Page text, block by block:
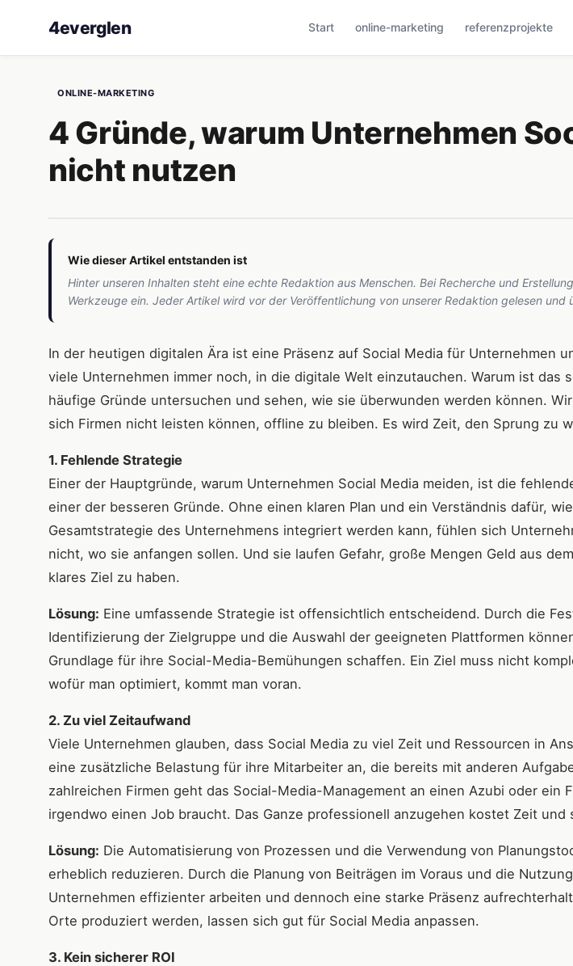
4everglen Start online-marketing referenzprojekte
ONLINE-MARKETING
4 Gründe, warum Unternehmen
nicht nutzen
Wie dieser Artikel entstanden ist
Hinter unseren Inhalten steht eine echte Redaktion aus Menschen. Bei Recherche und
Werkzeuge ein. Jeder Artikel wird vor der Veröffentlichung von unserer Redaktion gelesen und
In der heutigen digitalen Ära ist eine Präsenz auf Social Media für Unternehmen
viele Unternehmen immer noch, in die digitale Welt einzutauchen. Warum ist das
häufige Gründe untersuchen und sehen, wie sie überwunden werden können.
sich Firmen nicht leisten können, offline zu bleiben. Es wird Zeit, den Sprung zu
1. Fehlende Strategie
Einer der Hauptgründe, warum Unternehmen Social Media meiden, ist die
einer der besseren Gründe. Ohne einen klaren Plan und ein Verständnis dafür,
Gesamtstrategie des Unternehmens integriert werden kann, fühlen sich
nicht, wo sie anfangen sollen. Und sie laufen Gefahr, große Mengen Geld aus
klares Ziel zu haben.
Lösung: Eine umfassende Strategie ist offensichtlich entscheidend. Durch die
Identifizierung der Zielgruppe und die Auswahl der geeigneten Plattformen
Grundlage für ihre Social-Media-Bemühungen schaffen. Ein Ziel muss nicht
wofür man optimiert, kommt man voran.
2. Zu viel Zeitaufwand
Viele Unternehmen glauben, dass Social Media zu viel Zeit und Ressourcen in
eine zusätzliche Belastung für ihre Mitarbeiter an, die bereits mit anderen
zahlreichen Firmen geht das Social-Media-Management an einen Azubi oder ein
irgendwo einen Job braucht. Das Ganze professionell anzugehen kostet Zeit und
Lösung: Die Automatisierung von Prozessen und die Verwendung von
erheblich reduzieren. Durch die Planung von Beiträgen im Voraus und die
Unternehmen effizienter arbeiten und dennoch eine starke Präsenz
Orte produziert werden, lassen sich gut für Social Media anpassen.
3. Kein sicherer ROI